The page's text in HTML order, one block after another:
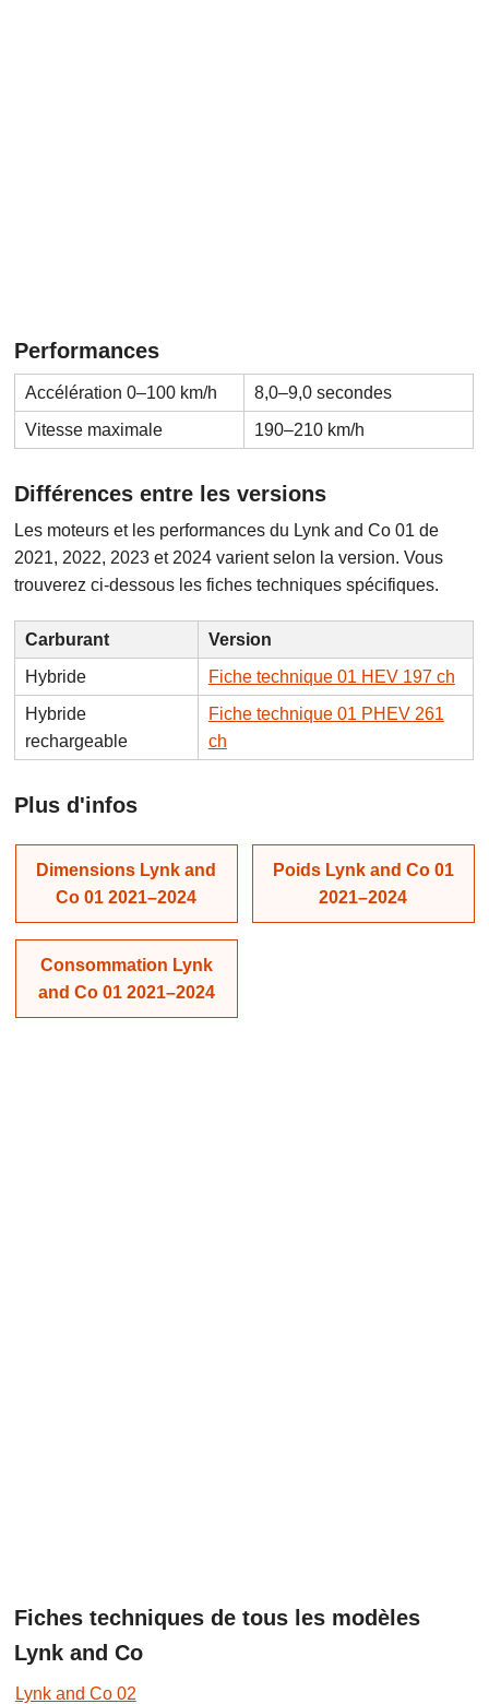
Performances
Accélération 0–100 km/h
8,0–9,0 secondes
Vitesse maximale
190–210 km/h
Différences entre les versions
Les moteurs et les performances du Lynk and Co 01 de
2021, 2022, 2023 et 2024 varient selon la version. Vous
trouverez ci-dessous les fiches techniques spécifiques.
Carburant
Version
Hybride
Fiche technique 01 HEV 197 ch
Hybride
rechargeable
Fiche technique 01 PHEV 261
ch
Plus d'infos
Dimensions Lynk and
Co 01 2021–2024
Poids Lynk and Co 01
2021–2024
Consommation Lynk
and Co 01 2021–2024
Fiches techniques de tous les modèles
Lynk and Co
Lynk and Co 02